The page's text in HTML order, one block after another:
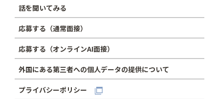
話を聞いてみる
応募する（通常面接）
応募する（オンラインAI面接）
外国にある第三者への個人データの提供について
プライバシーポリシー